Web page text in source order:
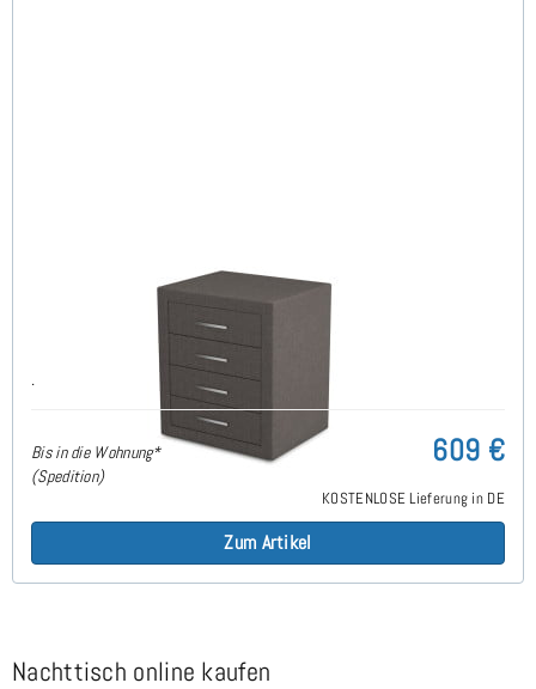
Flai Nachttisch 4 Schubladen
.
Bis in die Wohnung*
(Spedition)
609 €
KOSTENLOSE Lieferung in DE
Zum Artikel
Nachttisch online kaufen